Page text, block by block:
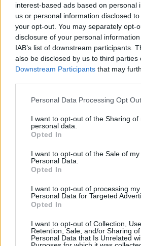
interest-based ads based on personal
us or personal information disclosed
your opt-out. You may separately opt-
disclosure of your personal
IAB’s list of downstream participants.
also be disclosed by us to third parties
Downstream Participants that may
Please note that this website/app uses
not limited to your visit or usage
grant or deny consent to Google and
use your data for below specified
consent section.
Personal Data Processing Opt
I want to opt-out of the Sharing of
personal data.
Opted In
I want to opt-out of the Sale of my
Personal Data.
Opted In
I want to opt-out of processing my
Personal Data for Targeted
Opted In
I want to opt-out of Collection, Use,
Retention, Sale, and/or Sharing
Personal Data that Is Unrelated
Erdélyi turnéra
Trió
2022.05.31.
FŐCÍM